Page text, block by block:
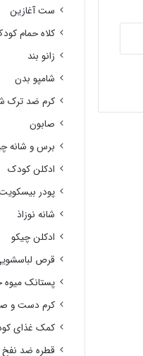
ست آغازین
کلاه حمام
زانو بند
شامپو بدن
کرم ضد ترک
صابون
برس و شانه
ادکلن کودک
پودر
شانه نوزاذ
ادکلن چیکو
قرص
پستانک
کرم دست و
کمک غذای
قطره ضد نفخ